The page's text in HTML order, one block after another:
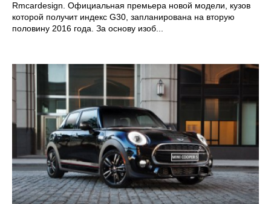
Rmcardesign. Официальная премьера новой модели, кузов
которой получит индекс G30, запланирована на вторую
половину 2016 года. За основу изоб...